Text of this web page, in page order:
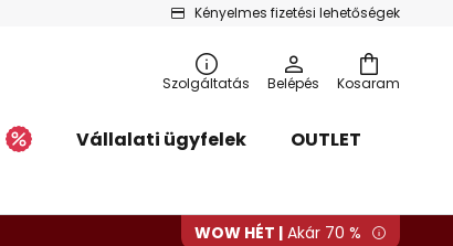
Kényelmes fizetési lehetőségek
Kosaram
Szolgáltatás Belépés
Vállalati ügyfelek
OUTLET
WOW HÉT | Akár 70 %